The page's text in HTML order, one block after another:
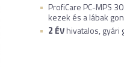
ProfiCare PC-MPS
kezek és a lábak
2 ÉVhivatalos, gyári